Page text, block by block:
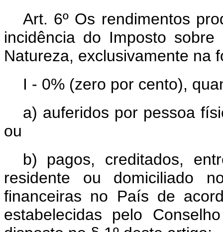
Art. 6º Os rendimentos
incidência do Imposto
Natureza, exclusivamente na
I - 0% (zero por cento),
a) auferidos por pessoa
ou
b) pagos, creditados,
residente ou domiciliado
financeiras no País de
estabelecidas pelo